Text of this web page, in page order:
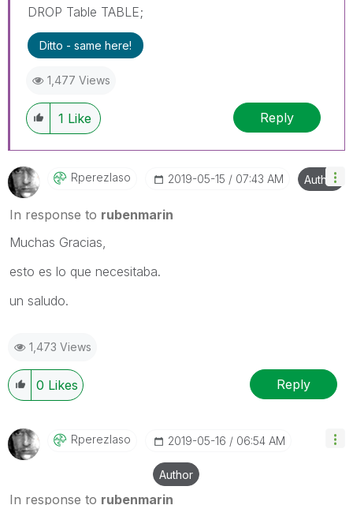
DROP Table TABLE;
Ditto - same here!
1,477 Views
1 Like Reply
Rperezlaso ‎2019-05-15 07:43 AM Author
In response to rubenmarin
Muchas Gracias,
esto es lo que necesitaba.
un saludo.
1,473 Views
0 Likes Reply
Rperezlaso ‎2019-05-16 06:54 AM
Author
In response to rubenmarin